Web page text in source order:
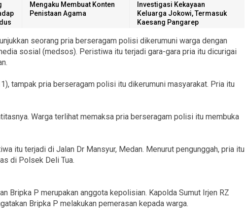
Mengaku Membuat Konten
Penistaan Agama
Investigasi Kekayaan
Keluarga Jokowi, Termasuk
Kaesang Pangarep
seorang pria berseragam polisi dikerumuni warga dengan
sosial (medsos). Peristiwa itu terjadi gara-gara pria itu dicurigai
tampak pria berseragam polisi itu dikerumuni masyarakat. Pria itu
Warga terlihat memaksa pria berseragam polisi itu membuka
itu terjadi di Jalan Dr Mansyur, Medan. Menurut pengunggah, pria itu
di Polsek Deli Tua.
Bripka P merupakan anggota kepolisian. Kapolda Sumut Irjen RZ
Bripka P melakukan pemerasan kepada warga.